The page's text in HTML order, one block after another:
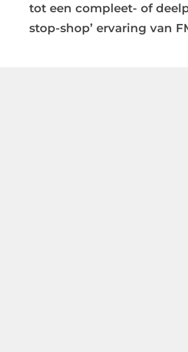
tot een compleet- of
stop-shop’ ervaring van